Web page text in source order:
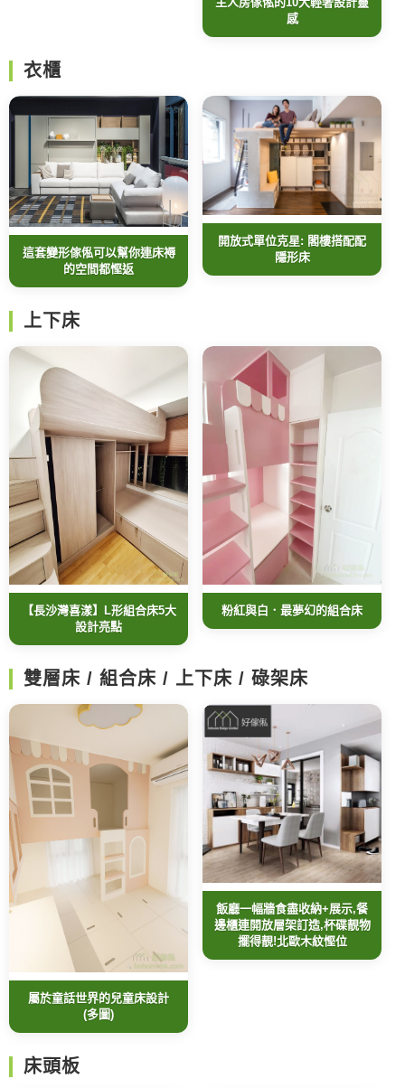
感
衣櫃
這套變形傢俬可以幫你連床褥
的空間都慳返
開放式單位克星: 閣樓搭配配
隱形床
上下床
【長沙灣喜漾】L形組合床5大
設計亮點
粉紅與白．最夢幻的組合床
雙層床 / 組合床 / 上下床 / 碌架床
屬於童話世界的兒童床設計
(多圖)
飯廳一幅牆食盡收納+展示,餐
邊櫃連開放層架訂造,杯碟靚物
擺得靚!北歐木紋慳位
床頭板